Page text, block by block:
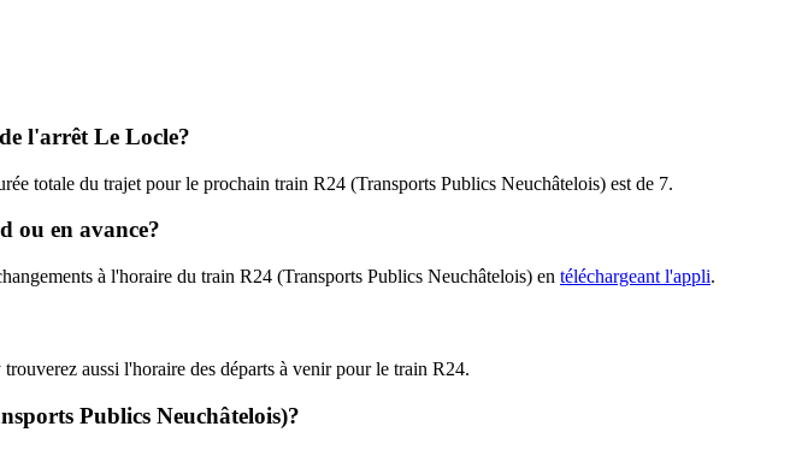
l'arrêt Le Locle?
totale du trajet pour le prochain train R24 (Transports Publics Neuchâtelois) est de 7.
ou en avance?
à l'horaire du train R24 (Transports Publics Neuchâtelois) en téléchargeant l'appli.
trouverez aussi l'horaire des départs à venir pour le train R24.
Publics Neuchâtelois)?